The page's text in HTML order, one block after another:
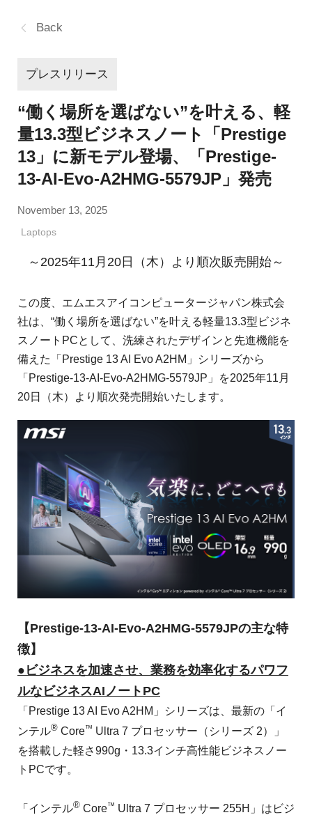
Back
プレスリリース
“働く場所を選ばない”を叶える、軽
量13.3型ビジネスノート「Prestige
13」に新モデル登場、「Prestige-
13-AI-Evo-A2HMG-5579JP」発売
November 13, 2025
Laptops
～2025年11月20日（木）より順次販売開始～
この度、エムエスアイコンピュータージャパン株式会
社は、“働く場所を選ばない”を叶える軽量13.3型ビジネ
スノートPCとして、洗練されたデザインと先進機能を
備えた「Prestige 13 AI Evo A2HM」シリーズから
「Prestige-13-AI-Evo-A2HMG-5579JP」を2025年11月
20日（木）より順次発売開始いたします。
【Prestige-13-AI-Evo-A2HMG-5579JPの主な特
徴】
●ビジネスを加速させ、業務を効率化するパワフ
ルなビジネスAIノートPC
「Prestige 13 AI Evo A2HM」シリーズは、最新の「イ
ンテル® Core™ Ultra 7 プロセッサー（シリーズ 2）」
を搭載した軽さ990g・13.3インチ高性能ビジネスノー
トPCです。
「インテル® Core™ Ultra 7 プロセッサー 255H」はビジ